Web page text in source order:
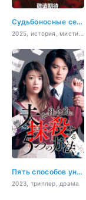
Судьбоносные сердца
Пять способов уничтожить мужа для общества
2023, триллер, драма